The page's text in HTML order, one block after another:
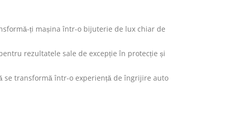
ți mașina într-o bijuterie de lux chiar de
rezultatele sale de excepție în protecție și
se transformă într-o experiență de îngrijire auto